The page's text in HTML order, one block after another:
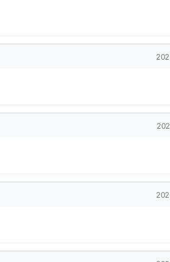
작
작
작